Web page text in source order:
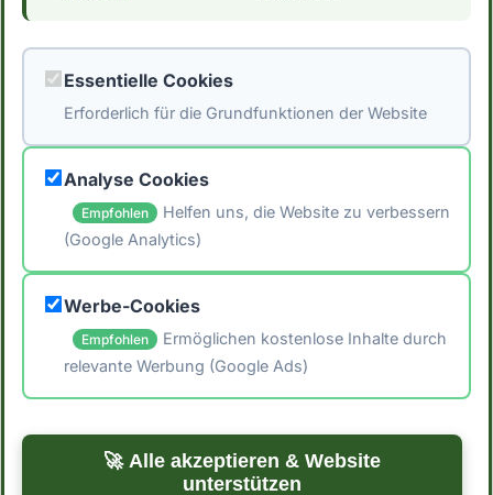
Fehler wird keine Haftung übernommen. Ziehe
immer verschiedene Quellen heran und
konsultiere einen Arzt oder Ernährungsberater.
um individuelle Empfehlungen zu erhalten.*
🖨️ Artikel drucken
← Zurück zum Blog
Zu den Rezepten →
Essentielle Cookies
Erforderlich für die Grundfunktionen der Website
Analyse Cookies
Empfohlen
Helfen uns, die Website zu verbessern
(Google Analytics)
Werbe-Cookies
Empfohlen
Ermöglichen kostenlose Inhalte durch
relevante Werbung (Google Ads)
🚀 Alle akzeptieren & Website
unterstützen